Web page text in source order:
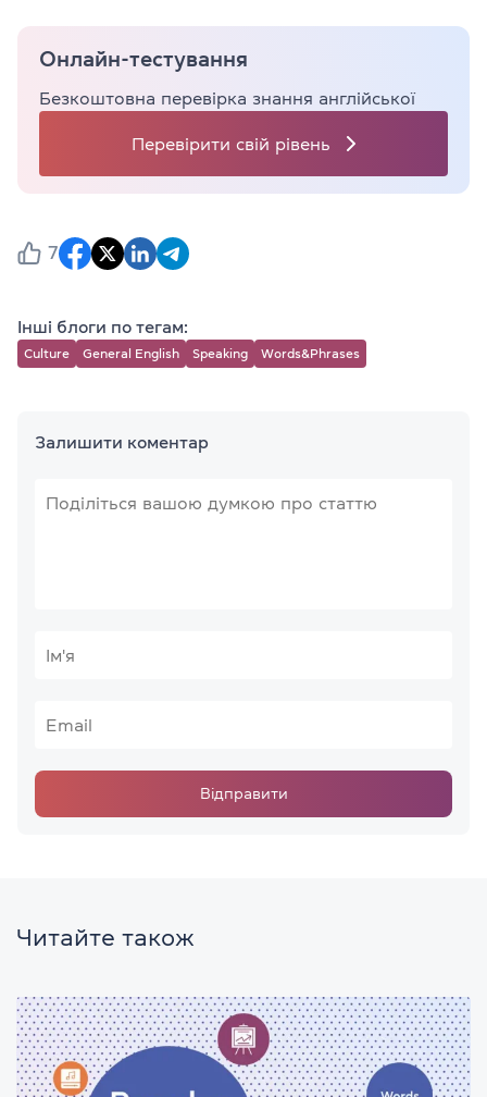
Онлайн-тестування
Безкоштовна перевірка знання англійської
Перевірити свій рівень
7
Інші блоги по тегам:
Culture General English Speaking Words&Phrases
Залишити коментар
Відправити
Читайте також